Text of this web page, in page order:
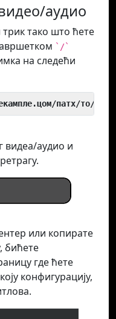
аудио
тако што ћете
`/`
на следећи
патх/то/
видеа/аудио и
или копирате
бићете
где ћете
конфигурацију,